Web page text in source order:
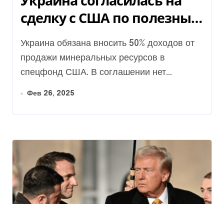
сделку с США по полезным
ископаемым
Украина обязана вносить 50% доходов от
продажи минеральных ресурсов в
спецфонд США. В соглашении нет...
Фев 26, 2025